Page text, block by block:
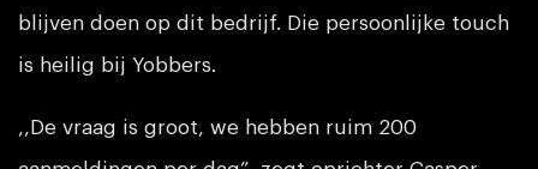
blijven doen op dit bedrijf. Die persoonlijke touch
is heilig bij Yobbers.
,,De vraag is groot, we hebben ruim 200